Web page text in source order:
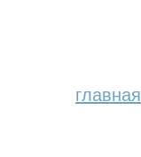
главная